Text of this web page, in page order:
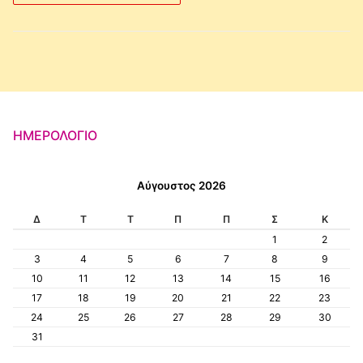
ΗΜΕΡΟΛΌΓΙΟ
Αύγουστος 2026
Δ Τ Τ Π Π Σ
Κ
1
2
3
4 5 6 7 8
9
10
11 12 13 14 15
16
17
18 19 20 21 22
23
24
25 26 27 28 29
30
31